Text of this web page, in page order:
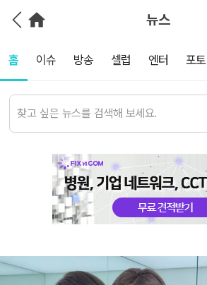
뉴스
홈 이슈 방송 셀럽 엔터 포토